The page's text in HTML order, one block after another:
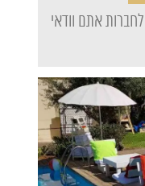
אתם וודאי